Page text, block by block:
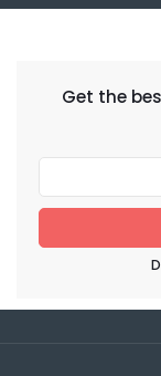
Get the